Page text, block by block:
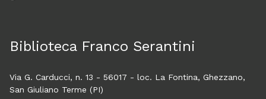
Biblioteca Franco Serantini
Via G. Carducci, n. 13 - 56017 - loc. La Fontina, Ghezzano,
San Giuliano Terme (PI)